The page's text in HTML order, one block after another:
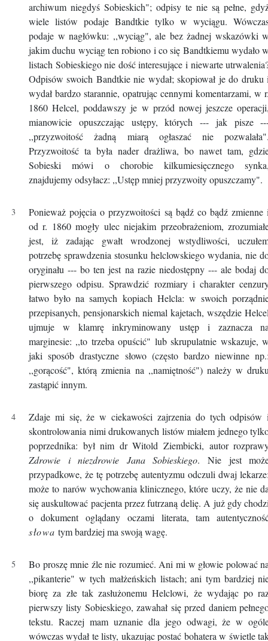
archiwum niegdyś Sobieskich"; odpisy te nie są pełne,
wiele listów podaje Bandtkie tylko w wyciągu.
podaje w nagłówku: ,,wyciąg", ale bez żadnej wskazówki
jakim duchu wyciąg ten robiono i co się Bandtkiemu wydało
listach Sobieskiego nie dość interesujące i niewarte
Odpisów swoich Bandtkie nie wydał; skopiował je do druku
wydał bardzo starannie, opatrując cennymi komentarzami, w
1860 Helcel, poddawszy je w przód nowej jeszcze
mianowicie opuszczając ustępy, których --- jak pisze
,,przyzwoitość żadną miarą ogłaszać nie
Przyzwoitość ta była nader drażliwa, bo nawet tam,
Sobieski mówi o chorobie kilkumiesięcznego
znajdujemy odsyłacz: ,,Ustęp mniej przyzwoity opuszczamy".
Ponieważ pojęcia o przyzwoitości są bądź co bądź zmienne
od r. 1860 mogły ulec niejakim przeobrażeniom,
jest, iż zadając gwałt wrodzonej wstydliwości,
potrzebę sprawdzenia stosunku helclowskiego wydania, nie
oryginału --- bo ten jest na razie niedostępny --- ale bodaj
pierwszego odpisu. Sprawdzić rozmiary i charakter
łatwo było na samych kopiach Helcla: w swoich
przepisanych, pensjonarskich niemal kajetach, wszędzie
ujmuje w klamrę inkryminowany ustęp i zaznacza
marginesie: ,,to trzeba opuścić" lub skrupulatnie wskazuje,
jaki sposób drastyczne słowo (często bardzo niewinne
,,gorącość", którą zmienia na ,,namiętność") należy w
zastąpić innym.
Zdaje mi się, że w ciekawości zajrzenia do tych odpisów
skontrolowania nimi drukowanych listów miałem jednego
poprzednika: był nim dr Witold Ziembicki, autor
Zdrowie i niezdrowie Jana Sobieskiego. Nie jest
przypadkowe, że tę potrzebę autentyzmu odczuli dwaj
może to narów wychowania klinicznego, które uczy, że nie
się auskultować pacjenta przez futrzaną delię. A już gdy
o dokument oglądany oczami literata, tam
słowa tym bardziej ma swoją wagę.
Bo proszę mnie źle nie rozumieć. Ani mi w głowie polować
,,pikanterie" w tych małżeńskich listach; ani tym bardziej
biorę za złe tak zasłużonemu Helclowi, że wydając po
pierwszy listy Sobieskiego, zawahał się przed daniem
tekstu. Raczej mam uznanie dla jego odwagi, że w
wówczas wydał te listy, ukazując postać bohatera w świetle